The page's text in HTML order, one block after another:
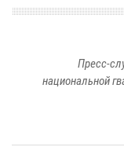
Пресс-
национальной